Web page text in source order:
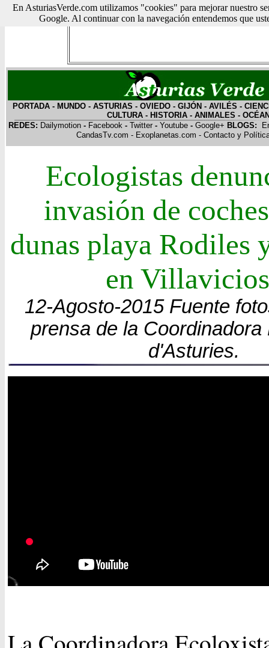
PORTADA - MUNDO - ASTURIAS - OVIEDO - GIJÓN - AVILÉS -
CULTURA- HISTORIA- ANIMALES -
REDES: Dailymotion- Facebook- Twitter- Youtube- Google+ BLOGS:
CandasTv.com - Exoplanetas.com - Contacto y
Ecologistas
invasión de
dunas playa Rodiles
en
12-Agosto-2015 Fuente
prensa de la Coordinadora
d'Asturies.
En AsturiasVerde.com utilizamos "cookies" para mejorar nuestro
Google. Al continuar con la navegación entendemos que